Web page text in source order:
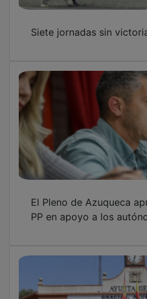
PP en apoyo a los